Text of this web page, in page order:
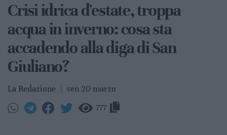
Crisi idrica d'estate, troppa
acqua in inverno: cosa sta
accadendo alla diga di San
Giuliano?
La Redazione ven 20 marzo
777